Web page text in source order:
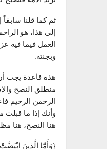
ثم كما قلنا
إلى هذا، هو
العمل فيما فيه
وبجنته.
هذه قاعدة يجب
منطلق النصح
الرحمن الرحيم
وأنك إذا ما
هنا النصح، هنا